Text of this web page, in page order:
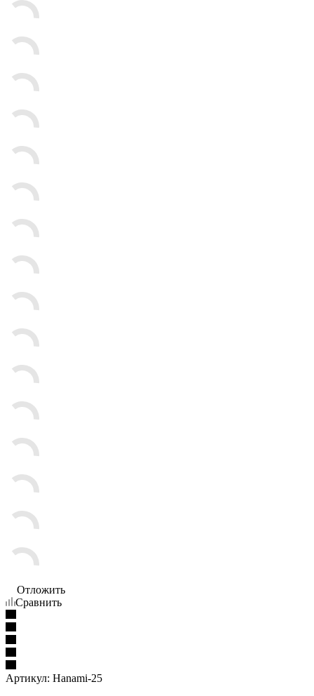
Отложить
Сравнить
Артикул: Hanami-25